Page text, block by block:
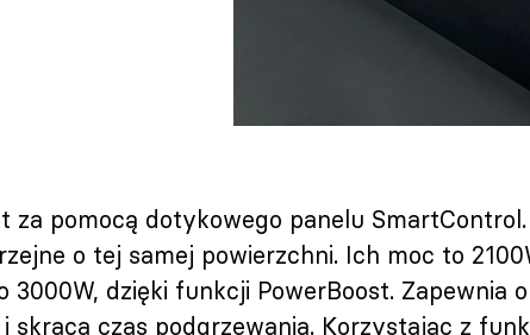
za pomocą dotykowego panelu
o tej samej powierzchni. Ich moc to
3000W, dzięki funkcji PowerBoost. Zapewnia
skraca czas podgrzewania. Korzystając z